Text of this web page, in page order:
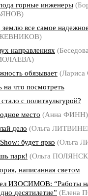
горные инженеры
все самое
направлениях
обязывает
на что посмотреть
с политкультурой?
место (Анна ФИНН)
дело (Ольга
будет ярко (Ольга
парк! (Ольга
написанная светом
ИЗОСИМОВ: “Работы
десятилетие” (Елена